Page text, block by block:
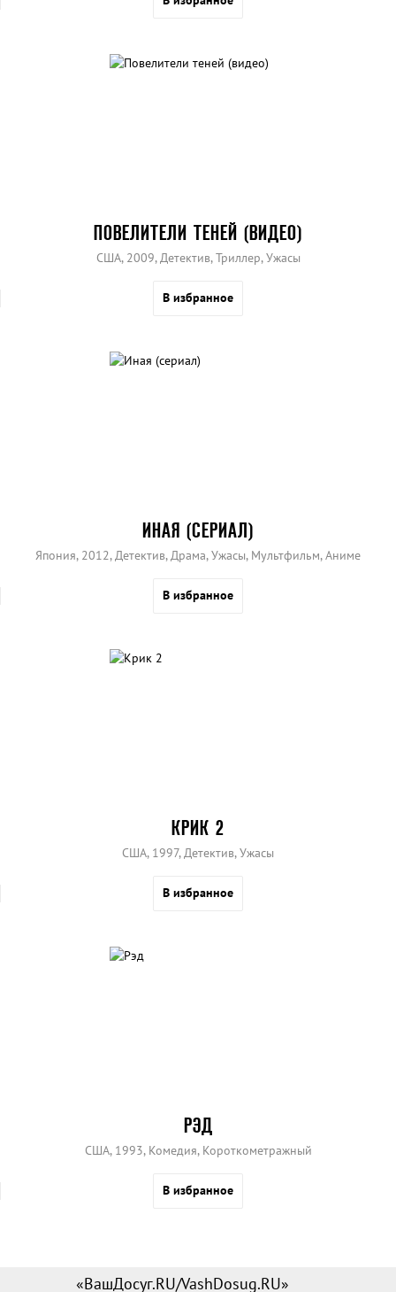
ПОВЕЛИТЕЛИ ТЕНЕЙ (ВИДЕО)
США, 2009, Детектив, Триллер, Ужасы
В избранное
ИНАЯ (СЕРИАЛ)
Япония, 2012, Детектив, Драма, Ужасы, Мультфильм, Аниме
В избранное
КРИК 2
США, 1997, Детектив, Ужасы
В избранное
РЭД
США, 1993, Комедия, Короткометражный
В избранное
«ВашДосуг.RU/VashDosug.RU»